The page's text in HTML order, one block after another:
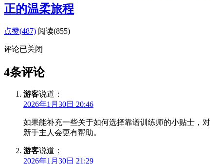
正的温柔旅程
点赞(487) 阅读(855)
评论已关闭
4条评论
游客说道：
2026年1月30日 20:46
如果能补充一些关于如何选择靠谱训练师的小贴士，对
新手主人会更有帮助。
游客说道：
2026年1月30日 21:29